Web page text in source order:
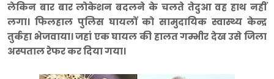
लेकिन बार बार लोकेशन बदलने के चलते तेदुआ वह हाथ नहीं
लगा। फिलहाल पुलिस घायलों को सामुदायिक स्वास्थ्य केन्द्र
तुर्कहा भेजवाया। जहां एक घायल की हालत गम्भीर देख उसे जिला
अस्पताल रेफर कर दिया गया।